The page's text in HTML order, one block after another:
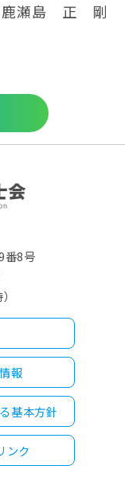
島 正 剛
番8号
報
基本方針
ンク